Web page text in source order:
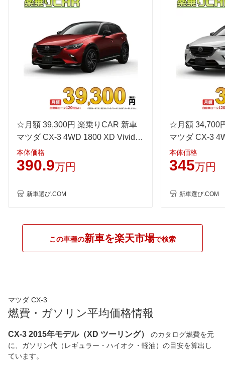
後輪サイズ 215/50R18 92V 215/
17km/L 20km/L
WLTC/市街地 14.4km/L 16.7km/
WLTC/郊外 17.2km/L 19.8km/
-
- - -
60km定地 - - -
装備オプション 装備詳細を見る
☆月額 39,300円 楽乗りCAR 新車
マツダ CX-3 4WD 1800 XD Vivid
Monotone2
本体価格
390.9万円
新車選び.COM
☆月額 34,700
マツダ CX-3
Dresser2
本体価格
345万円
新車選び.COM
この車種の新車を楽天市場で検索
マツダ CX-3
燃費・ガソリン平均価格情報
CX-3 2015年モデル（XD ツーリング）
のカタログ燃費を元
に、ガソリン代（レギュラー・ハイオク・軽油）の目安を算出し
ています。